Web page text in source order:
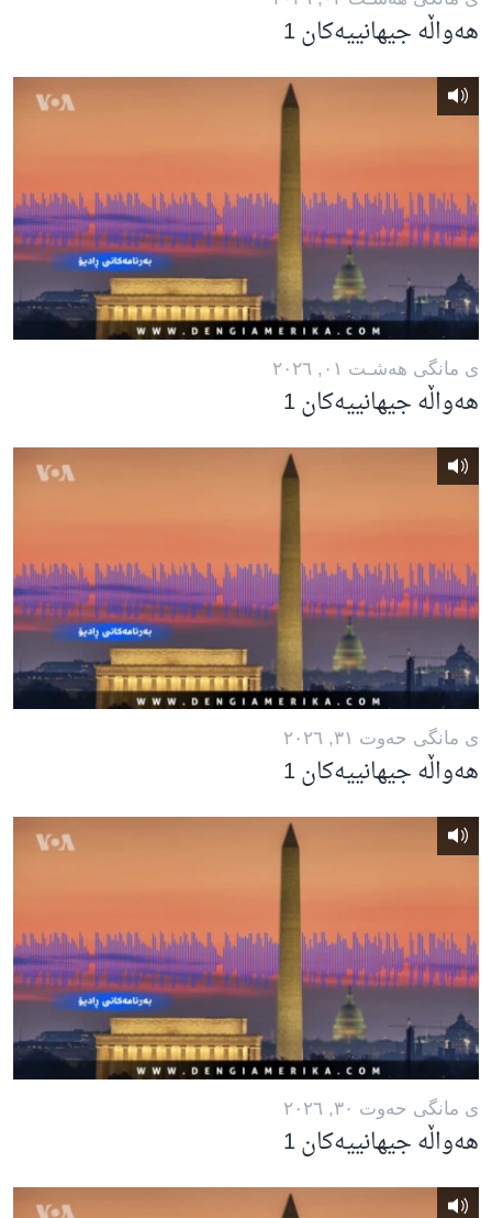
هەواڵە جیهانییەکان 1
ی مانگی هه‌شـت ٠١, ٢٠٢٦
هەواڵە جیهانییەکان 1
ی مانگی حه‌وت ٣١, ٢٠٢٦
هەواڵە جیهانییەکان 1
ی مانگی حه‌وت ٣٠, ٢٠٢٦
هەواڵە جیهانییەکان 1